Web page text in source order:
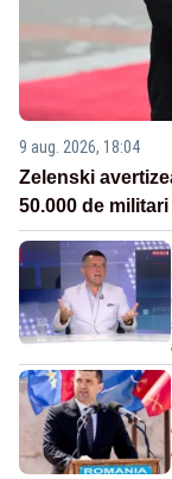
9 aug. 2026, 18:04
Zelenski
50.000 de